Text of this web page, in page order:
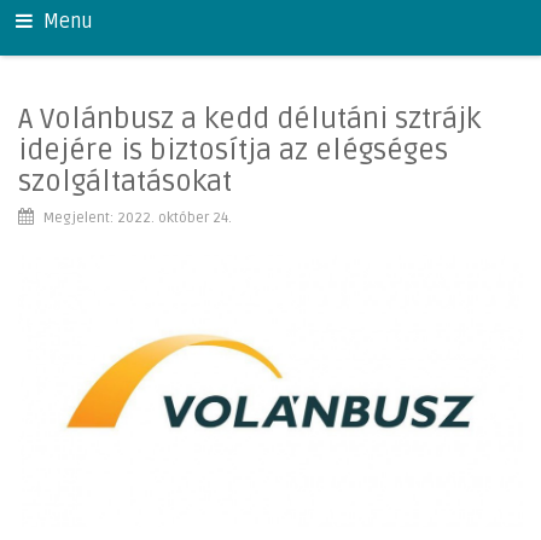
Menu
A Volánbusz a kedd délutáni sztrájk
idejére is biztosítja az elégséges
szolgáltatásokat
Megjelent: 2022. október 24.